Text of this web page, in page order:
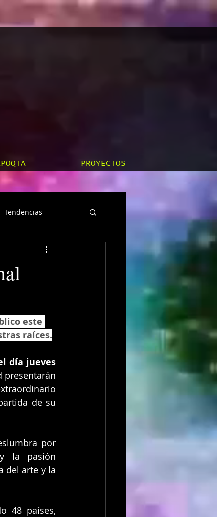
PROYECTOS
Tendencias
este
raíces.
día jueves
de su
por
y la pasión
del arte y la
48 países,